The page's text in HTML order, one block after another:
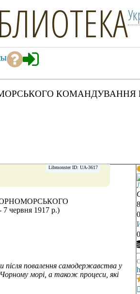
КОМАНДУВАННЯ
Libmonster ID: UA-3617
1917 р.)
повалення самодержавства у
морі, а також процеси, які
